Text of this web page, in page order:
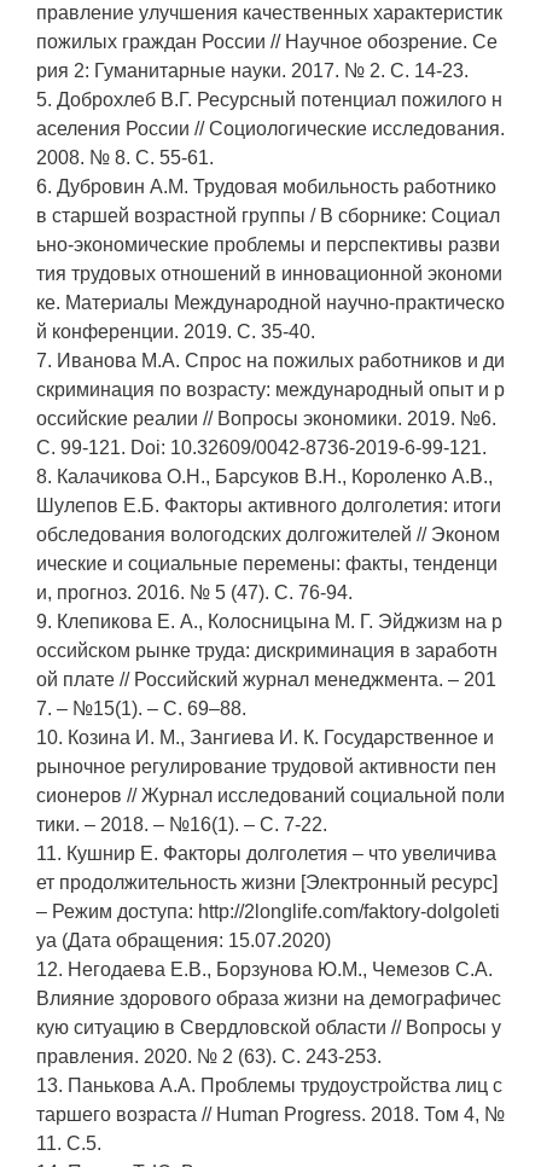
правление улучшения качественных характеристик
пожилых граждан России // Научное обозрение. Се
рия 2: Гуманитарные науки. 2017. № 2. С. 14-23.
5. Доброхлеб В.Г. Ресурсный потенциал пожилого н
аселения России // Социологические исследования.
2008. № 8. С. 55-61.
6. Дубровин А.М. Трудовая мобильность работнико
в старшей возрастной группы / В сборнике: Социал
ьно-экономические проблемы и перспективы разви
тия трудовых отношений в инновационной экономи
ке. Материалы Международной научно-практическо
й конференции. 2019. С. 35-40.
7. Иванова М.А. Спрос на пожилых работников и ди
скриминация по возрасту: международный опыт и р
оссийские реалии // Вопросы экономики. 2019. №6.
С. 99-121. Doi: 10.32609/0042-8736-2019-6-99-121.
8. Калачикова О.Н., Барсуков В.Н., Короленко А.В.,
Шулепов Е.Б. Факторы активного долголетия: итоги
обследования вологодских долгожителей // Эконом
ические и социальные перемены: факты, тенденци
и, прогноз. 2016. № 5 (47). С. 76-94.
9. Клепикова Е. А., Колосницына М. Г. Эйджизм на р
оссийском рынке труда: дискриминация в заработн
ой плате // Российский журнал менеджмента. – 201
7. – №15(1). – C. 69–88.
10. Козина И. М., Зангиева И. К. Государственное и
рыночное регулирование трудовой активности пен
сионеров // Журнал исследований социальной поли
тики. – 2018. – №16(1). – C. 7-22.
11. Кушнир Е. Факторы долголетия – что увеличива
ет продолжительность жизни [Электронный ресурс]
– Режим доступа: http://2longlife.com/faktory-dolgoleti
ya (Дата обращения: 15.07.2020)
12. Негодаева Е.В., Борзунова Ю.М., Чемезов С.А.
Влияние здорового образа жизни на демографичес
кую ситуацию в Свердловской области // Вопросы у
правления. 2020. № 2 (63). С. 243-253.
13. Панькова А.А. Проблемы трудоустройства лиц с
таршего возраста // Human Progress. 2018. Том 4, №
11. С.5.